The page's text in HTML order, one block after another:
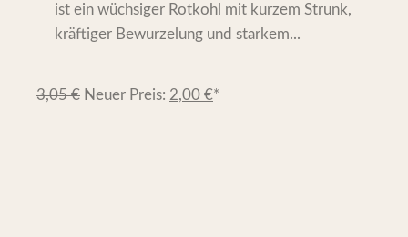
ist ein wüchsiger Rotkohl mit kurzem Strunk,
kräftiger Bewurzelung und starkem...
3,05€ Neuer Preis: 2,00 €*